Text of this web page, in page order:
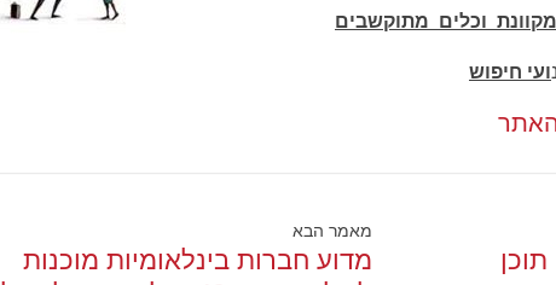
וכלים מתוקשבים
נועי חיפוש
האתר
מאמר הבא
מדוע חברות בינלאומיות מוכנות